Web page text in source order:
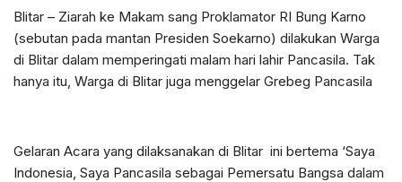
Blitar – Ziarah ke Makam sang Proklamator RI Bung Karno
(sebutan pada mantan Presiden Soekarno) dilakukan Warga
di Blitar dalam memperingati malam hari lahir Pancasila. Tak
hanya itu, Warga di Blitar juga menggelar Grebeg Pancasila
Gelaran Acara yang dilaksanakan di Blitar ini bertema ‘Saya
Indonesia, Saya Pancasila sebagai Pemersatu Bangsa dalam